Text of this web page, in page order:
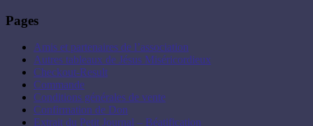
Pages
Amis et partenaires de l’association
Autres tableaux de Jésus Miséricordieux
Checkout-Result
Commande
Conditions générales de vente
Confirmation de Don
Extrait du Petit Journal – Béatification